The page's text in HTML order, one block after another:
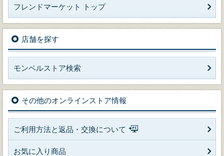
フレンドマーケット トップ
店舗を探す
モンベルストア検索
その他のオンラインストア情報
ご利用方法と返品・交換について
お気に入り商品